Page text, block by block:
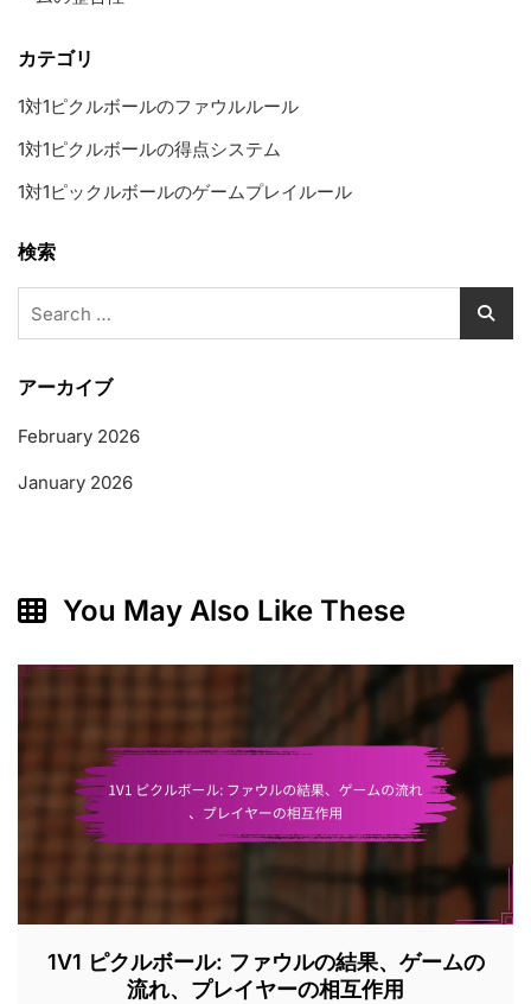
カテゴリ
1対1ピクルボールのファウルルール
1対1ピクルボールの得点システム
1対1ピックルボールのゲームプレイルール
検索
for:
アーカイブ
February 2026
January 2026
You May Also Like These
1V1 ピクルボール: ファウルの結果、ゲームの
流れ、プレイヤーの相互作用